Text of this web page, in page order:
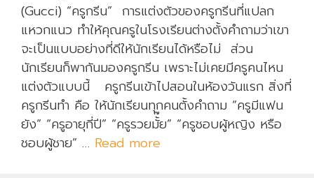
ร
ก
ไ
ด้
ไ
ห
ม
?
(Gucci) “ครูกรีน” การแต่งตัวของครูกรีนที่แปลก
แหวกแนว ทำให้คุณครูในโรงเรียนต่างตั้งคำถามว่าเขา
จะเป็นแบบอย่างที่ดีให้นักเรียนได้หรือไม่ ส่วน
นักเรียนก็พากันมองครูกรีน เพราะไม่เคยมีครูคนไหน
แต่งตัวแบบนี้ ครูกรีนเข้าไปสอนในห้องวันแรก สิ่งที่
ครูกรีนทำ คือ ให้นักเรียนทุกคนตั้งคำถาม “ครูมีแฟน
ยัง” “ครูอายุกี่ปี” “ครูรวยมั้๊ย” “ครูชอบผู้หญิง หรือ
ชอบผู้ชาย” … Read more